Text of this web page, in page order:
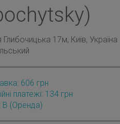
Глибочицька 17м, Київ, Україна
606 грн
платежі: 134 грн
B (оренда)